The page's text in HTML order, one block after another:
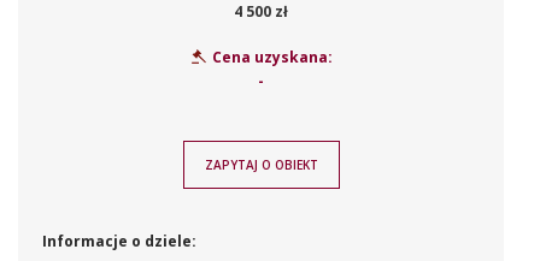
4 500 zł
Cena uzyskana:
-
ZAPYTAJ O OBIEKT
Informacje o dziele: